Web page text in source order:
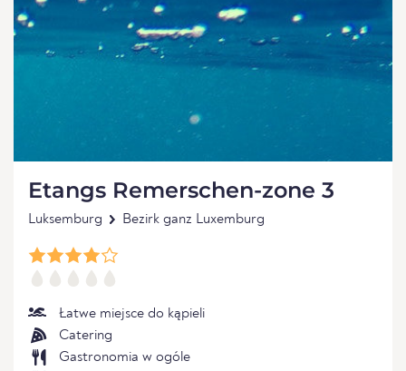
Etangs Remerschen-zone 3
Luksemburg Bezirk ganz Luxemburg
Łatwe miejsce do kąpieli
Catering
Gastronomia w ogóle